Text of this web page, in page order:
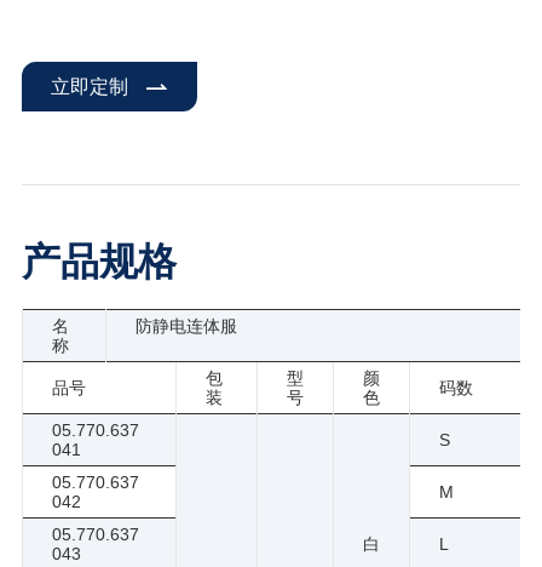
立即定制
产品规格
名
称
防静电连体服
品号
包
装
型
号
颜
色
码数
05.770.637
041
白
S
05.770.637
042
M
05.770.637
043
L